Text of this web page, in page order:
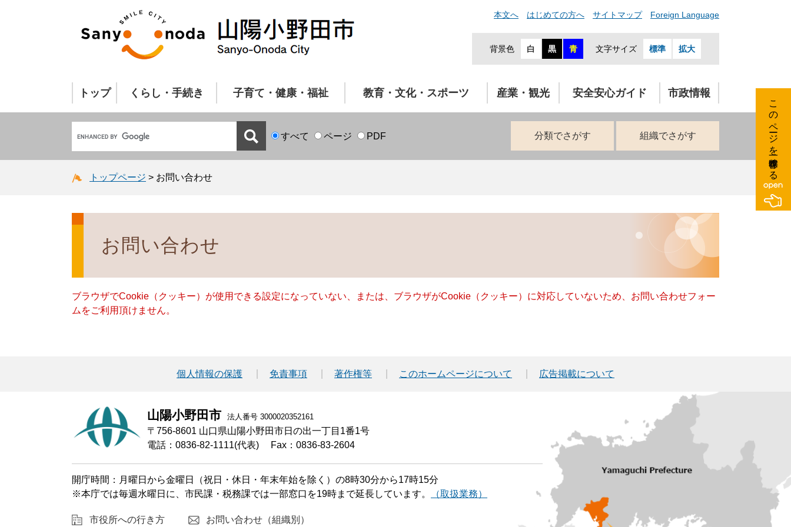
本文へ はじめての方へ サイトマップ Foreign Language
背景色 白 黒 青 文字サイズ 標準 拡大
トップ くらし・手続き 子育て・健康・福祉 教育・文化・スポーツ 産業・観光 安全安心ガイド 市政情報
すべて ページ PDF 分類でさがす 組織でさがす
トップページ > お問い合わせ
お問い合わせ
ブラウザでCookie（クッキー）が使用できる設定になっていない、または、ブラウザがCookie（クッキー）に対応していないため、お問い合わせフォー
ムをご利用頂けません。
個人情報の保護 免責事項 著作権等 このホームページについて 広告掲載について
山陽小野田市 法人番号 3000020352161
〒756-8601 山口県山陽小野田市日の出一丁目1番1号
電話：0836-82-1111(代表)
Fax：0836-83-2604
開庁時間：月曜日から金曜日（祝日・休日・年末年始を除く）の8時30分から17時15分
※本庁では毎週水曜日に、市民課・税務課では一部窓口を19時まで延長しています。
（取扱業務）
市役所への行き方 お問い合わせ（組織別）
このページを一時保存する